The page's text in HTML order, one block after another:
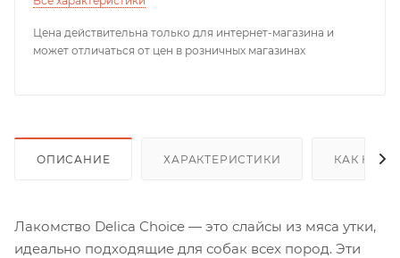
Цена действительна только для интернет-магазина и
может отличаться от цен в розничных магазинах
ОПИСАНИЕ ХАРАКТЕРИСТИКИ КАК
Лакомство Delica Choice — это слайсы из мяса утки,
идеально подходящие для собак всех пород. Эти